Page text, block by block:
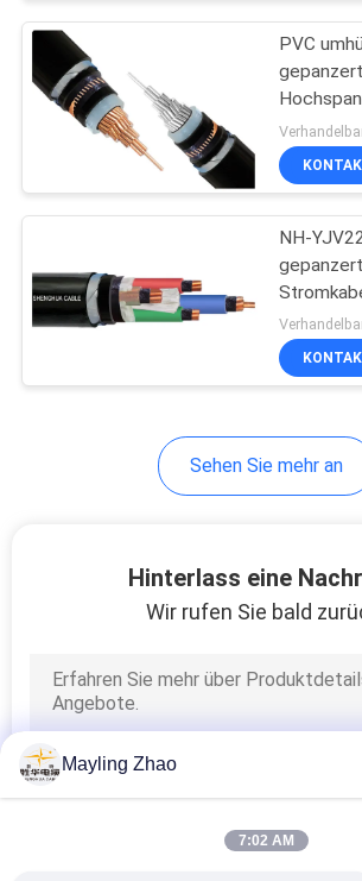
Steuerleitungen
Instrument-
Hohe
Kabel
PVC
Blöcke/
NH-
Band-
Sehen Sie mehr an
Hinterlass eine
Wir rufen Sie bald
Mayling Zhao
7:02 AM